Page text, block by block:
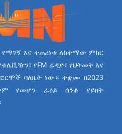
እና ተጠሪነቱ ለከተማው ምክር
የFM ሬዲዮ፣ የህትመት እና
ባለቤት ነው። ተቋሙ በ2023
የመሆን ራዕይ ሰንቆ የይዘት